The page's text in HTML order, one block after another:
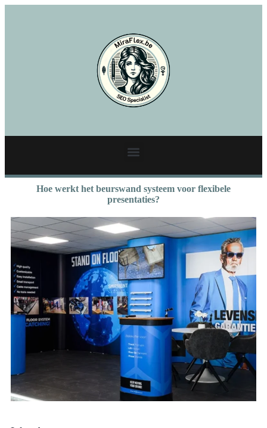
Hoe werkt het beurswand systeem voor flexibele
presentaties?